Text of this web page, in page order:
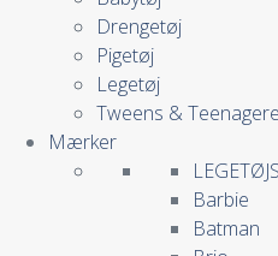
Drengetøj
Pigetøj
Legetøj
Tweens & Teenagere
Mærker
Barbie
Batman